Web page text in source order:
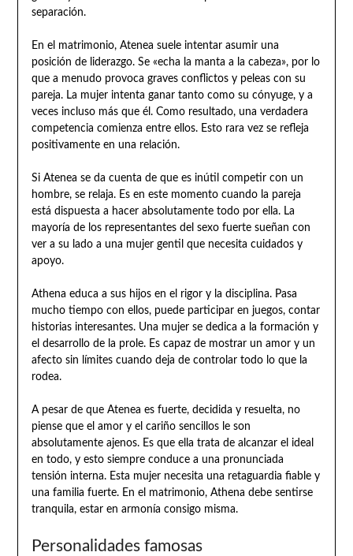
separación.
En el matrimonio, Atenea suele intentar asumir una
posición de liderazgo. Se «echa la manta a la cabeza», por lo
que a menudo provoca graves conflictos y peleas con su
pareja. La mujer intenta ganar tanto como su cónyuge, y a
veces incluso más que él. Como resultado, una verdadera
competencia comienza entre ellos. Esto rara vez se refleja
positivamente en una relación.
Si Atenea se da cuenta de que es inútil competir con un
hombre, se relaja. Es en este momento cuando la pareja
está dispuesta a hacer absolutamente todo por ella. La
mayoría de los representantes del sexo fuerte sueñan con
ver a su lado a una mujer gentil que necesita cuidados y
apoyo.
Athena educa a sus hijos en el rigor y la disciplina. Pasa
mucho tiempo con ellos, puede participar en juegos, contar
historias interesantes. Una mujer se dedica a la formación y
el desarrollo de la prole. Es capaz de mostrar un amor y un
afecto sin límites cuando deja de controlar todo lo que la
rodea.
A pesar de que Atenea es fuerte, decidida y resuelta, no
piense que el amor y el cariño sencillos le son
absolutamente ajenos. Es que ella trata de alcanzar el ideal
en todo, y esto siempre conduce a una pronunciada
tensión interna. Esta mujer necesita una retaguardia fiable y
una familia fuerte. En el matrimonio, Athena debe sentirse
tranquila, estar en armonía consigo misma.
Personalidades famosas